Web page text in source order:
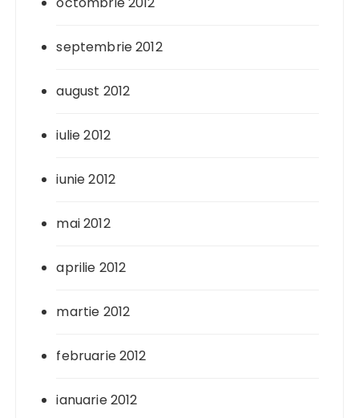
septembrie 2012
august 2012
iulie 2012
iunie 2012
mai 2012
aprilie 2012
martie 2012
februarie 2012
ianuarie 2012